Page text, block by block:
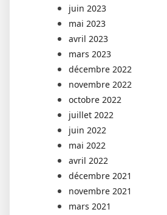
juin 2023
mai 2023
avril 2023
mars 2023
décembre 2022
novembre 2022
octobre 2022
juillet 2022
juin 2022
mai 2022
avril 2022
décembre 2021
novembre 2021
mars 2021